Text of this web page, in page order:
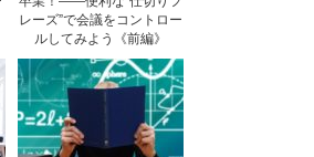
レーズ”で会議をコントロー
ルしてみよう《前編》